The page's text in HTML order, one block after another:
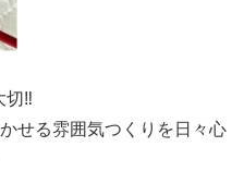
切‼️
せる雰囲気つくりを日々心